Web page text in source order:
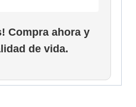
Compra ahora y
de vida.